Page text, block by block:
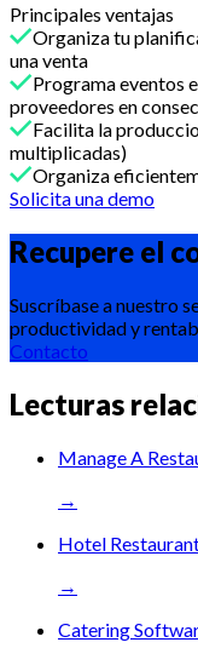
Principales ventajas
Organiza tu
una venta
Programa eventos
proveedores en
Facilita la
multiplicadas)
Organiza
Solicita una demo
Recupere el
Suscríbase a nuestro
productividad y
Contacto
Lecturas
Manage A
→
Hotel
→
Catering